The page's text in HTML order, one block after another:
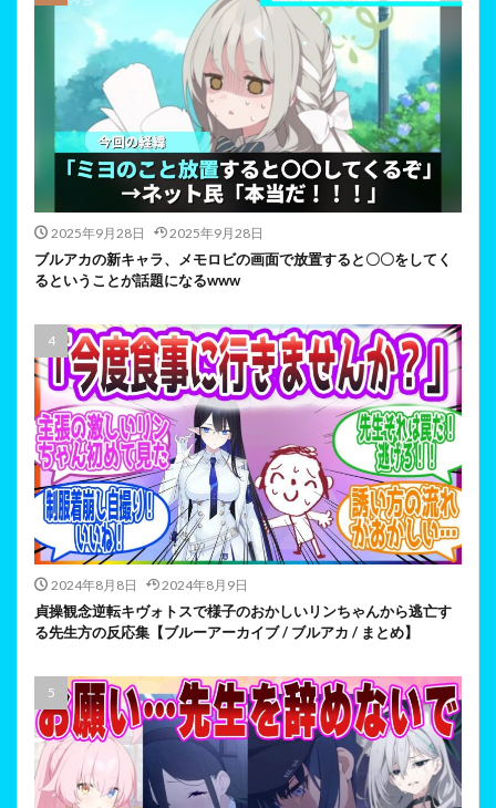
2025年9月28日 2025年9月28日
ブルアカの新キャラ、メモロビの画面で放置すると〇〇をしてく
るということが話題になるwww
2024年8月8日 2024年8月9日
貞操観念逆転キヴォトスで様子のおかしいリンちゃんから逃亡す
る先生方の反応集【ブルーアーカイブ / ブルアカ / まとめ】